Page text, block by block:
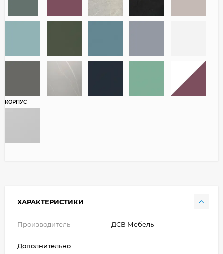
КОРПУС
ХАРАКТЕРИСТИКИ
Производитель ДСВ Мебель
Дополнительно